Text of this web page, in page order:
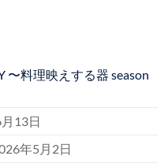
〜料理映えする器 season
13日
年5月2日